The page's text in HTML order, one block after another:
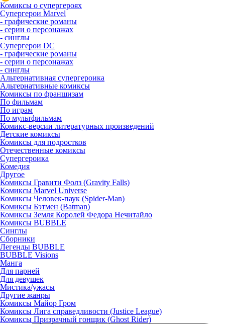
Комиксы о супергероях
Супергерои Marvel
- графические романы
- серии о персонажах
- синглы
Супергерои DC
- графические романы
- серии о персонажах
- синглы
Альтернативная супергероика
Альтернативные комиксы
Комиксы по франшизам
По фильмам
По играм
По мультфильмам
Комикс-версии литературных произведений
Детские комиксы
Комиксы для подростков
Отечественные комиксы
Супергероика
Комедия
Другое
Комиксы Гравити Фолз (Gravity Falls)
Комиксы Marvel Universe
Комиксы Человек-паук (Spider-Man)
Комиксы Бэтмен (Batman)
Комиксы Земля Королей Федора Нечитайло
Комиксы BUBBLE
Синглы
Сборники
Легенды BUBBLE
BUBBLE Visions
Манга
Для парней
Для девушек
Мистика/ужасы
Другие жанры
Комиксы Майор Гром
Комиксы Лига справедливости (Justice League)
Комиксы Призрачный гонщик (Ghost Rider)